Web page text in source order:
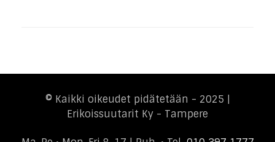
© Kaikki oikeudet pidätetään - 2025 |
Erikoissuutarit Ky - Tampere